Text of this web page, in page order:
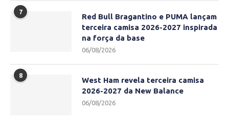
7
Red Bull Bragantino e PUMA lançam
terceira camisa 2026-2027 inspirada
na força da base
06/08/2026
8
West Ham revela terceira camisa
2026-2027 da New Balance
06/08/2026